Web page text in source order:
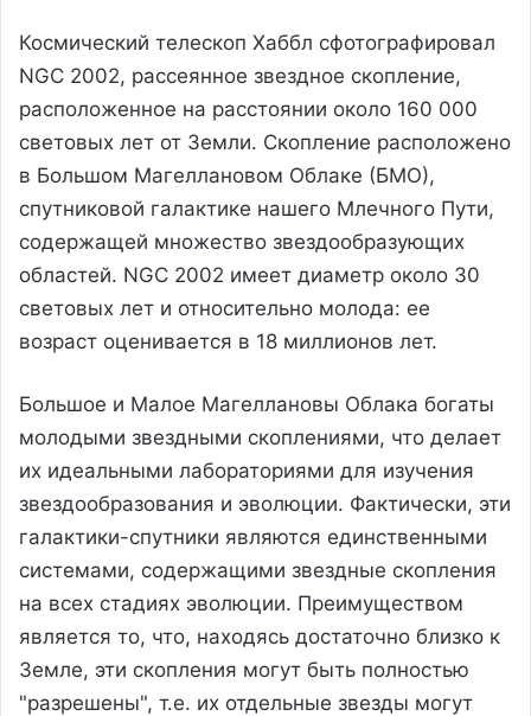
Космический телескоп Хаббл сфотографировал
NGC 2002, рассеянное звездное скопление,
расположенное на расстоянии около 160 000
световых лет от Земли. Скопление расположено
в Большом Магеллановом Облаке (БМО),
спутниковой галактике нашего Млечного Пути,
содержащей множество звездообразующих
областей. NGC 2002 имеет диаметр около 30
световых лет и относительно молода: ее
возраст оценивается в 18 миллионов лет.
Большое и Малое Магеллановы Облака богаты
молодыми звездными скоплениями, что делает
их идеальными лабораториями для изучения
звездообразования и эволюции. Фактически, эти
галактики-спутники являются единственными
системами, содержащими звездные скопления
на всех стадиях эволюции. Преимуществом
является то, что, находясь достаточно близко к
Земле, эти скопления могут быть полностью
"разрешены", т.е. их отдельные звезды могут